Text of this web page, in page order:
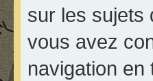
sur les sujets
vous avez
navigation en